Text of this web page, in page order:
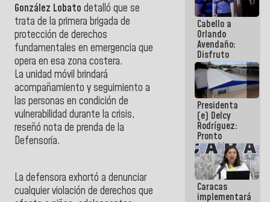
González Lobato detalló que se
trata de la primera brigada de
protección de derechos
fundamentales en emergencia que
opera en esa zona costera.
La unidad móvil brindará
acompañamiento y seguimiento a
las personas en condición de
vulnerabilidad durante la crisis,
reseñó nota de prenda de la
Defensoría.
La defensora exhortó a denunciar
cualquier violación de derechos que
Cabello a
Orlando
Avendaño:
Disfruto
cada vez
que escribes
porque lo
que haces
es
embarrarla
Presidenta
(e) Delcy
Rodríguez:
Pronto
restableceremos
las
operaciones
en el
Aeropuerto
Internacional
Caracas
implementará